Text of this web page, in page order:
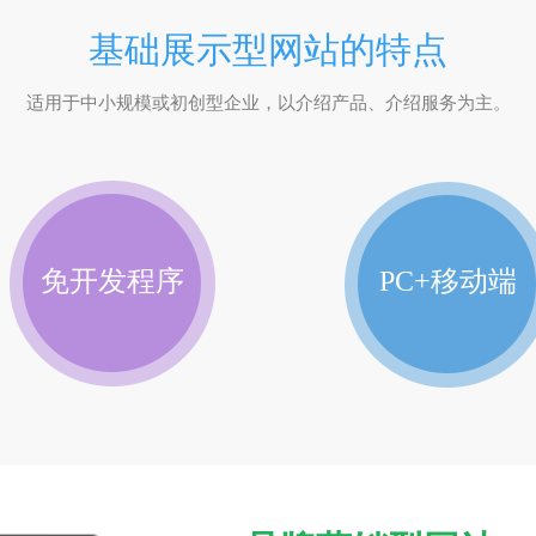
基础展示型网站的特点
适用于中小规模或初创型企业，以介绍产品、介绍服务为主。
免开发程序 PC+移动端